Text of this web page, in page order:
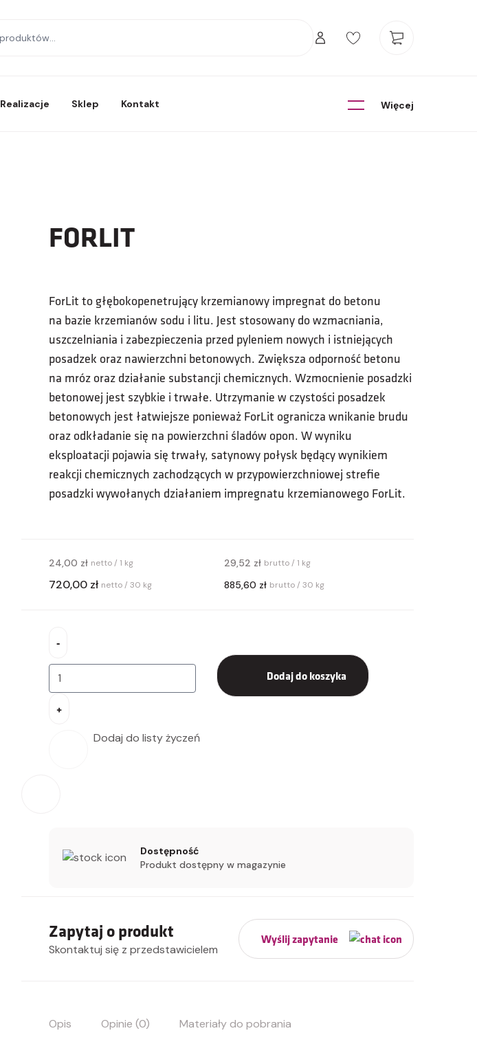
Realizacje Sklep Kontakt Więcej
24,00 zł netto / 1 kg 29,52 zł brutto / 1 kg
720,00 zł netto / 30 kg 885,60 zł brutto / 30 kg
FORLIT
ForLit to głębokopenetrujący krzemianowy impregnat do betonu
na bazie krzemianów sodu i litu. Jest stosowany do wzmacniania,
uszczelniania i zabezpieczenia przed pyleniem nowych i istniejących
posadzek oraz nawierzchni betonowych. Zwiększa odporność betonu
na mróz oraz działanie substancji chemicznych. Wzmocnienie posadzki
betonowej jest szybkie i trwałe. Utrzymanie w czystości posadzek
betonowych jest łatwiejsze ponieważ ForLit ogranicza wnikanie brudu
oraz odkładanie się na powierzchni śladów opon. W wyniku
eksploatacji pojawia się trwały, satynowy połysk będący wynikiem
reakcji chemicznych zachodzących w przypowierzchniowej strefie
posadzki wywołanych działaniem impregnatu krzemianowego ForLit.
-
+
Dodaj do koszyka
Dodaj do listy życzeń
Dostępność
Produkt dostępny w magazynie
Zapytaj o produkt
Skontaktuj się z przedstawicielem
Wyślij zapytanie
Opis Opinie (0) Materiały do pobrania